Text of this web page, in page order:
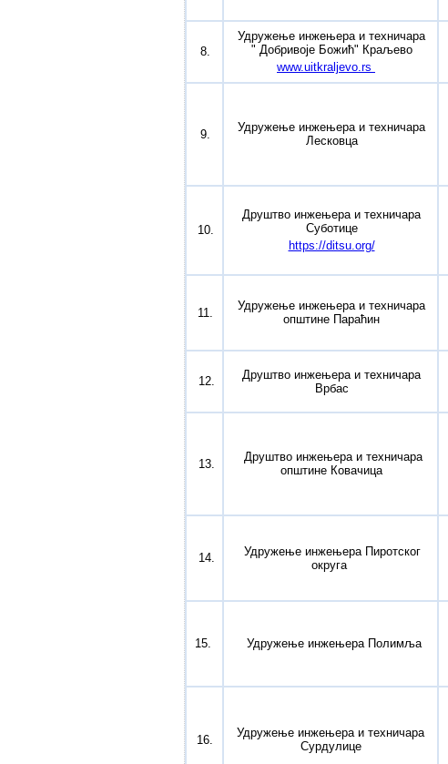
8.
Удружење инжењера и техничара
" Добривоје Божић" Краљево
www.uitkraljevo.rs
9.
Удружење инжењера и техничара
Лесковца
10.
Друштво инжењера и техничара
Суботице
https://ditsu.org/
11.
Удружење инжењера и техничара
општине Параћин
12.
Друштво инжењера и техничара
Врбас
13.
Друштво инжењера и техничара
општине Ковачица
14.
Удружење инжењера Пиротског
округа
15. Удружење инжењера Полимља
16.
Удружење инжењера и техничара
Сурдулице